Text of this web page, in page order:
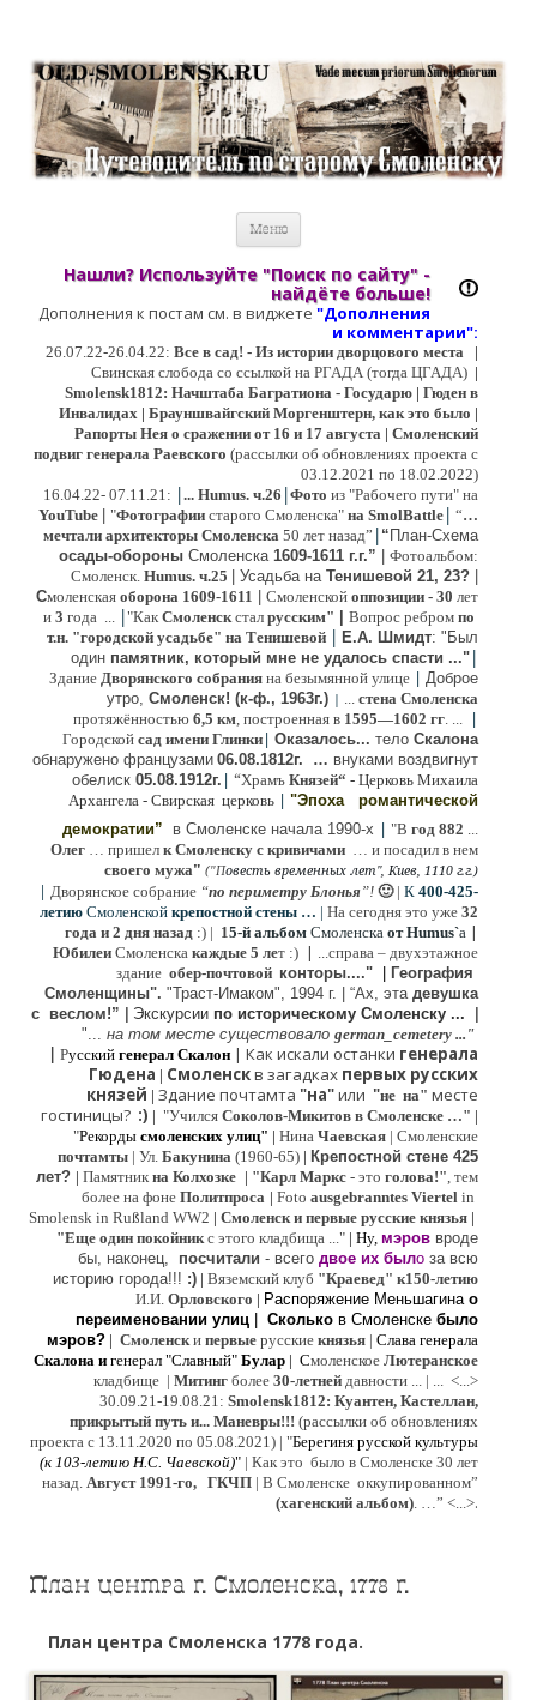
открытки, карты …
Меню
Нашли? Используйте "Поиск по сайту" -
найдёте больше!
Дополнения к постам см. в виджете "Дополнения
и комментарии":
26.07.22-26.04.22: Все в сад! - Из истории дворцового места
|
Свинская слобода со ссылкой на РГАДА (тогда ЦГАДА) |
Smolensk1812: Начштаба Багратиона - Государю | Гюден в
Инвалидах | Брауншвайгский Моргенштерн, как это было |
Рапорты Нея о сражении от 16 и 17 августа | Смоленский
подвиг генерала Раевского (рассылки об обновлениях проекта с
03.12.2021 по 18.02.2022)
16.04.22- 07.11.21: |... Humus. ч.26 |Фото из "Рабочего пути" на
YouTube
"Фотографии старого Смоленска" на SmolBattle | “…
мечтали архитекторы Смоленска 50 лет назад” | “ План-Схема
осады-обороны Смоленска 1609-1611 г.г.”
Фотоальбом:
Смоленск. Humus. ч.25 | Усадьба на Тенишевой 21, 23?
Смоленская оборона 1609-1611 Смоленской оппозиции - 30 лет
и 3 года ... |"Как Смоленскстал русским" Вопрос ребром по
т.н. "городской усадьбе" на Тенишевой | Е.А. Шмидт: "Был
один памятник, который мне не удалось спасти ..." |
Здание Дворянского собрания на безымянной улице | Доброе
утро, Смоленск! (к-ф., 1963г.) | ... стена Смоленска
протяжённостью 6,5 км, построенная в 1595—1602 гг. ... |
Городской сад имени Глинки | Оказалось... тело Скалона
обнаружено французами 06.08.1812г. … внуками воздвигнут
обелиск 05.08.1912г. | “Храмъ Князей“ - Церковь Михаила
Архангела - Свирская церковь | "Эпохаромантической
демократии” в Смоленске начала 1990-х | "В год 882 ...
Олег … пришел к Смоленску с кривичами … и посадил в нем
своего мужа" ("Повесть временных лет", Киев, 1110 г.г.)
| Дворянское собрание “по периметру Блонья”! 🙂| К 400-425-
летию Смоленской крепостной стены … | На сегодня это уже 32
года и 2 дня назад :) | 15-й альбом Смоленска от Humus`a |
Юбилеи Смоленска каждые 5 лет :) | ...справа – двухэтажное
здание обер-почтовой конторы...."
Гeография
Cмоленщины". "Траст-Имаком", 1994 г. “Ах, эта девушка
с веслом!”
Экскурсии по историческому Смоленску ...
"... на том месте существовало german_cemetery ..."
| Русский генерал Скалон | Как искали останки генерала
Гюдена | Смоленскв загадках первых русских
князей | Здание почтамта "на"или "не на" месте
гостиницы? :) | "Учился Соколов-Микитов в Смоленске …" |
"Рекорды смоленских улиц" | Нина Чаевская | Смоленские
почтамты | Ул. Бакунина (1960-65) | Крепостной стене 425
лет? | Памятник на Колхозке | "Карл Маркс - это голова!", тем
более на фоне Политпроса | Foto ausgebranntes Viertel in
Smolensk in Rußland WW2 | Смоленск и первые русские князья |
"Еще один покойникс этого кладбища ..." | Ну, мэров вроде
бы, наконец, посчитали - всего двое их было за всю
историю города!!! :) | Вяземский клуб "Краевед" к150-летию
И.И. Орловского | Распоряжение Меньшагина о
переименовании улиц
Сколько в Смоленске было
мэров? | Смоленски первые русские князья | Слава генерала
Скалона и генерал "Славный" Булар | Смоленское Лютерaнское
кладбище | Митинг более 30-летней давности ... | ... <...>
30.09.21-19.08.21: Smolensk1812: Куантен, Кастеллан,
прикрытый путь и... Маневры!!! (рассылки об обновлениях
проекта с 13.11.2020 по 05.08.2021) | "Берегиня русской культуры
(к 103-летию Н.С. Чаевской)" | Как это было в Смоленске 30 лет
назад. Август 1991-го, ГКЧП | В Смоленске оккупированном”
(хагенский альбом). …” <...>.
План центра г. Смоленска, 1778 г.
План центра Смоленска 1778 года.